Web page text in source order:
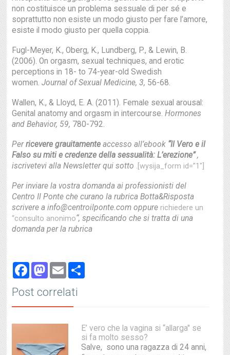
non costituisce un problema sessuale di per sé e
soprattutto non esiste un modo giusto per fare l’amore,
esiste il modo giusto per quella coppia.
Fugl-Meyer, K., Oberg, K., Lundberg, P., & Lewin, B.
(2006). On orgasm, sexual techniques, and erotic
perceptions in 18- to 74-year-old Swedish
women.Journal of Sexual Medicine, 3, 56-68.
Wallen, K., & Lloyd, E. A. (2011). Female sexual arousal:
Genital anatomy and orgasm in intercourse.Hormones
and Behavior, 59, 780-792.
Perricevere grauitamenteaccesso all’ebook “Il Vero e il
Falso su miti e credenze della sessualità: L’erezione”,
iscrivetevi alla Newsletter qui sotto .[wysija_form id=”1″]
Per inviare la vostra domanda ai professionisti del
Centro Il Ponte che curano la rubrica Botta&Risposta
scrivere a info@centroilponte.com oppure richiedere un
“consulto anonimo“, specificando che si tratta di una
domanda per la rubrica
Facebook
Mastodon
Email
Post correlati
E’ vero che la vagina si “allarga" se
si fa molto sesso?
Salve, sono una ragazza di 24 anni,